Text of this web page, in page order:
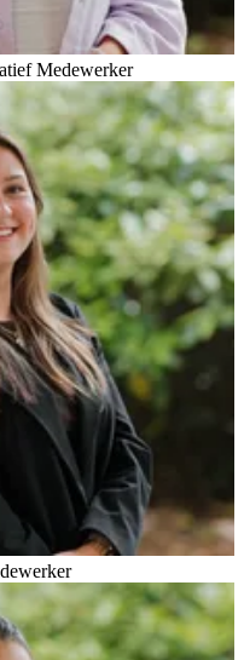
Medewerker